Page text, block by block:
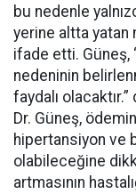
bu nedenle
yerine altta yatan
ifade etti. Güneş,
nedeninin
faydalı
Dr. Güneş,
hipertansiyon ve
olabileceğine
artmasının